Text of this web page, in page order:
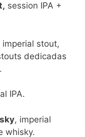
session IPA +
imperial stout,
dedicadas
.
IPA.
, imperial
whisky.